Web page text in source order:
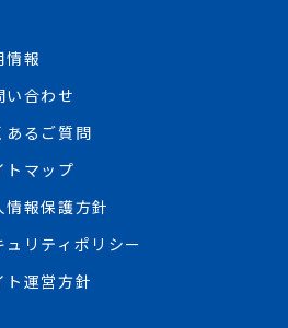
情報
い合わせ
あるご質問
トマップ
情報保護方針
ュリティポリシー
ト運営方針